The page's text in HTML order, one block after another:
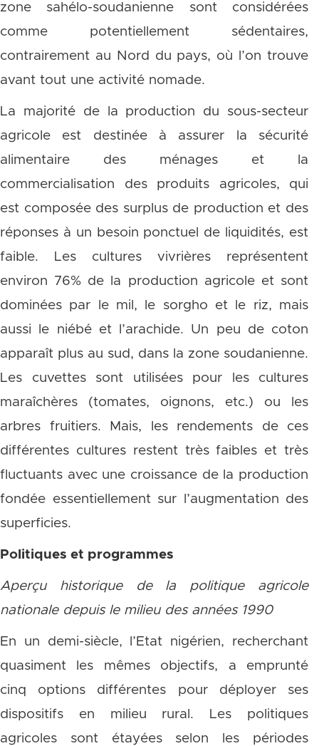
zone sahélo-soudanienne sont considérées
comme potentiellement sédentaires,
contrairement au Nord du pays, où l’on trouve
avant tout une activité nomade.
La majorité de la production du sous-secteur
agricole est destinée à assurer la sécurité
alimentaire des ménages et la
commercialisation des produits agricoles, qui
est composée des surplus de production et des
réponses à un besoin ponctuel de liquidités, est
faible. Les cultures vivrières représentent
environ 76% de la production agricole et sont
dominées par le mil, le sorgho et le riz, mais
aussi le niébé et l’arachide. Un peu de coton
apparaît plus au sud, dans la zone soudanienne.
Les cuvettes sont utilisées pour les cultures
maraîchères (tomates, oignons, etc.) ou les
arbres fruitiers. Mais, les rendements de ces
différentes cultures restent très faibles et très
fluctuants avec une croissance de la production
fondée essentiellement sur l’augmentation des
superficies.
Politiques et programmes
Aperçu historique de la politique agricole
nationale depuis le milieu des années 1990
En un demi-siècle, l’Etat nigérien, recherchant
quasiment les mêmes objectifs, a emprunté
cinq options différentes pour déployer ses
dispositifs en milieu rural. Les politiques
agricoles sont étayées selon les périodes